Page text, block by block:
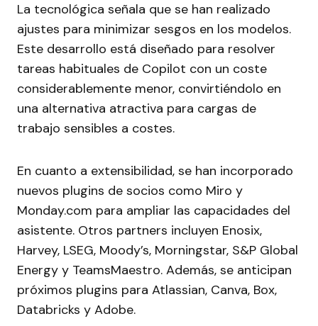
La tecnológica señala que se han realizado
ajustes para minimizar sesgos en los modelos.
Este desarrollo está diseñado para resolver
tareas habituales de Copilot con un coste
considerablemente menor, convirtiéndolo en
una alternativa atractiva para cargas de
trabajo sensibles a costes.
En cuanto a extensibilidad, se han incorporado
nuevos plugins de socios como Miro y
Monday.com para ampliar las capacidades del
asistente. Otros partners incluyen Enosix,
Harvey, LSEG, Moody’s, Morningstar, S&P Global
Energy y TeamsMaestro. Además, se anticipan
próximos plugins para Atlassian, Canva, Box,
Databricks y Adobe.